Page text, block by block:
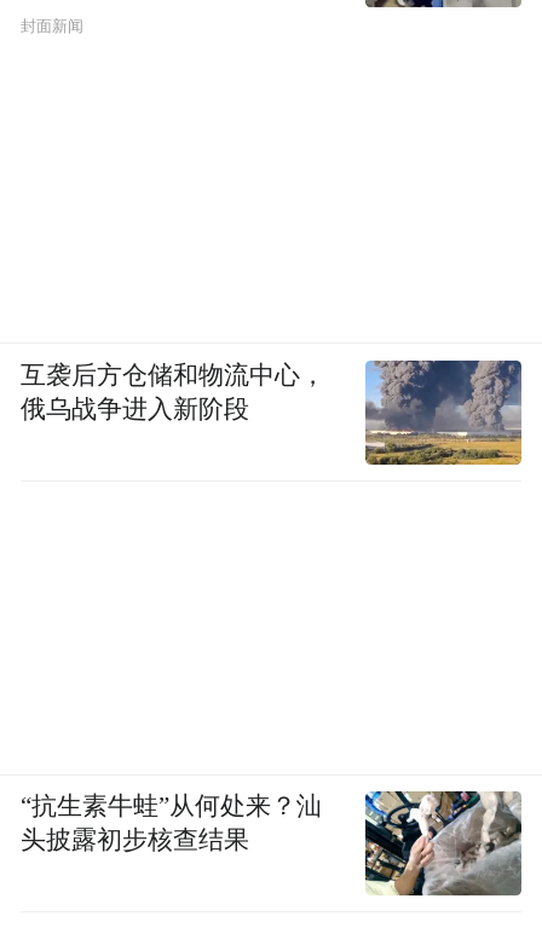
封面新闻
互袭后方仓储和物流中心，
俄乌战争进入新阶段
“抗生素牛蛙”从何处来？汕
头披露初步核查结果